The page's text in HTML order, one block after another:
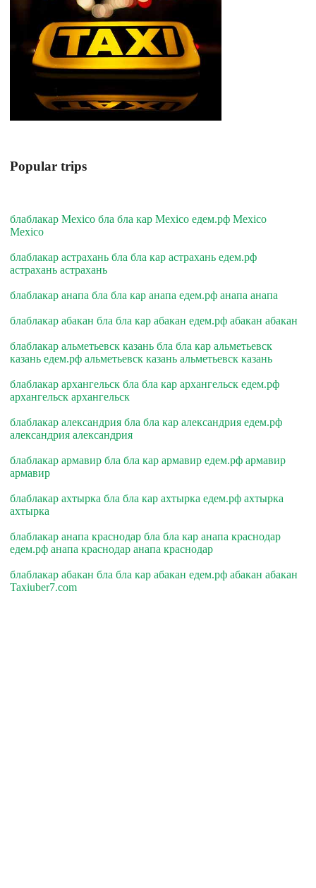
Popular trips
блаблакар Mexico бла бла кар Mexico едем.рф Mexico
Mexico
блаблакар астрахань бла бла кар астрахань едем.рф
астрахань астрахань
блаблакар анапа бла бла кар анапа едем.рф анапа анапа
блаблакар абакан бла бла кар абакан едем.рф абакан абакан
блаблакар альметьевск казань бла бла кар альметьевск
казань едем.рф альметьевск казань альметьевск казань
блаблакар архангельск бла бла кар архангельск едем.рф
архангельск архангельск
блаблакар александрия бла бла кар александрия едем.рф
александрия александрия
блаблакар армавир бла бла кар армавир едем.рф армавир
армавир
блаблакар ахтырка бла бла кар ахтырка едем.рф ахтырка
ахтырка
блаблакар анапа краснодар бла бла кар анапа краснодар
едем.рф анапа краснодар анапа краснодар
блаблакар абакан бла бла кар абакан едем.рф абакан абакан
Taxiuber7.com